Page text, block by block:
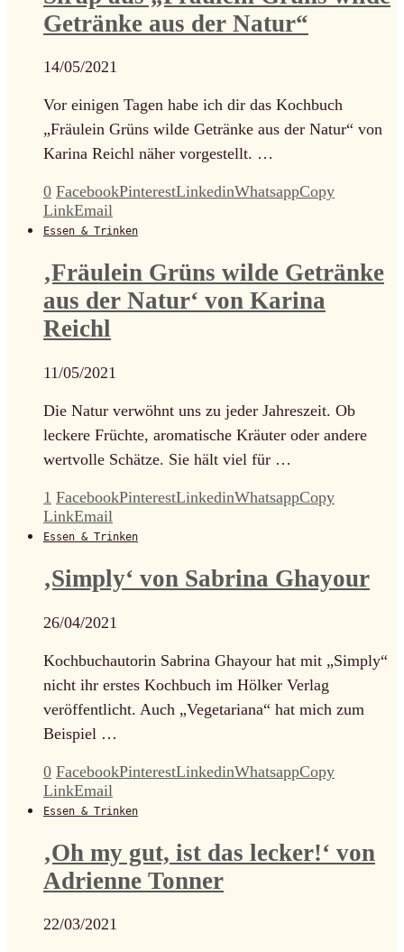
Getränke aus der Natur“
14/05/2021
Vor einigen Tagen habe ich dir das Kochbuch
„Fräulein Grüns wilde Getränke aus der Natur“ von
Karina Reichl näher vorgestellt. …
0 FacebookPinterestLinkedinWhatsappCopy
LinkEmail
Essen & Trinken
‚Fräulein Grüns wilde Getränke
aus der Natur‘ von Karina
Reichl
11/05/2021
Die Natur verwöhnt uns zu jeder Jahreszeit. Ob
leckere Früchte, aromatische Kräuter oder andere
wertvolle Schätze. Sie hält viel für …
1 FacebookPinterestLinkedinWhatsappCopy
LinkEmail
Essen & Trinken
‚Simply‘ von Sabrina Ghayour
26/04/2021
Kochbuchautorin Sabrina Ghayour hat mit „Simply“
nicht ihr erstes Kochbuch im Hölker Verlag
veröffentlicht. Auch „Vegetariana“ hat mich zum
Beispiel …
0 FacebookPinterestLinkedinWhatsappCopy
LinkEmail
Essen & Trinken
‚Oh my gut, ist das lecker!‘ von
Adrienne Tonner
22/03/2021